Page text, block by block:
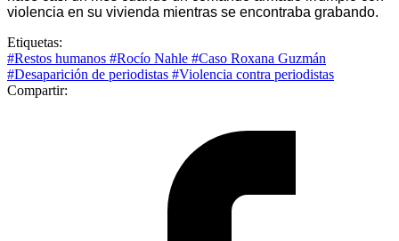
violencia en su vivienda mientras se encontraba grabando.
Etiquetas:
#Restos humanos #Rocío Nahle #Caso Roxana Guzmán
#Desaparición de periodistas #Violencia contra periodistas
Compartir: